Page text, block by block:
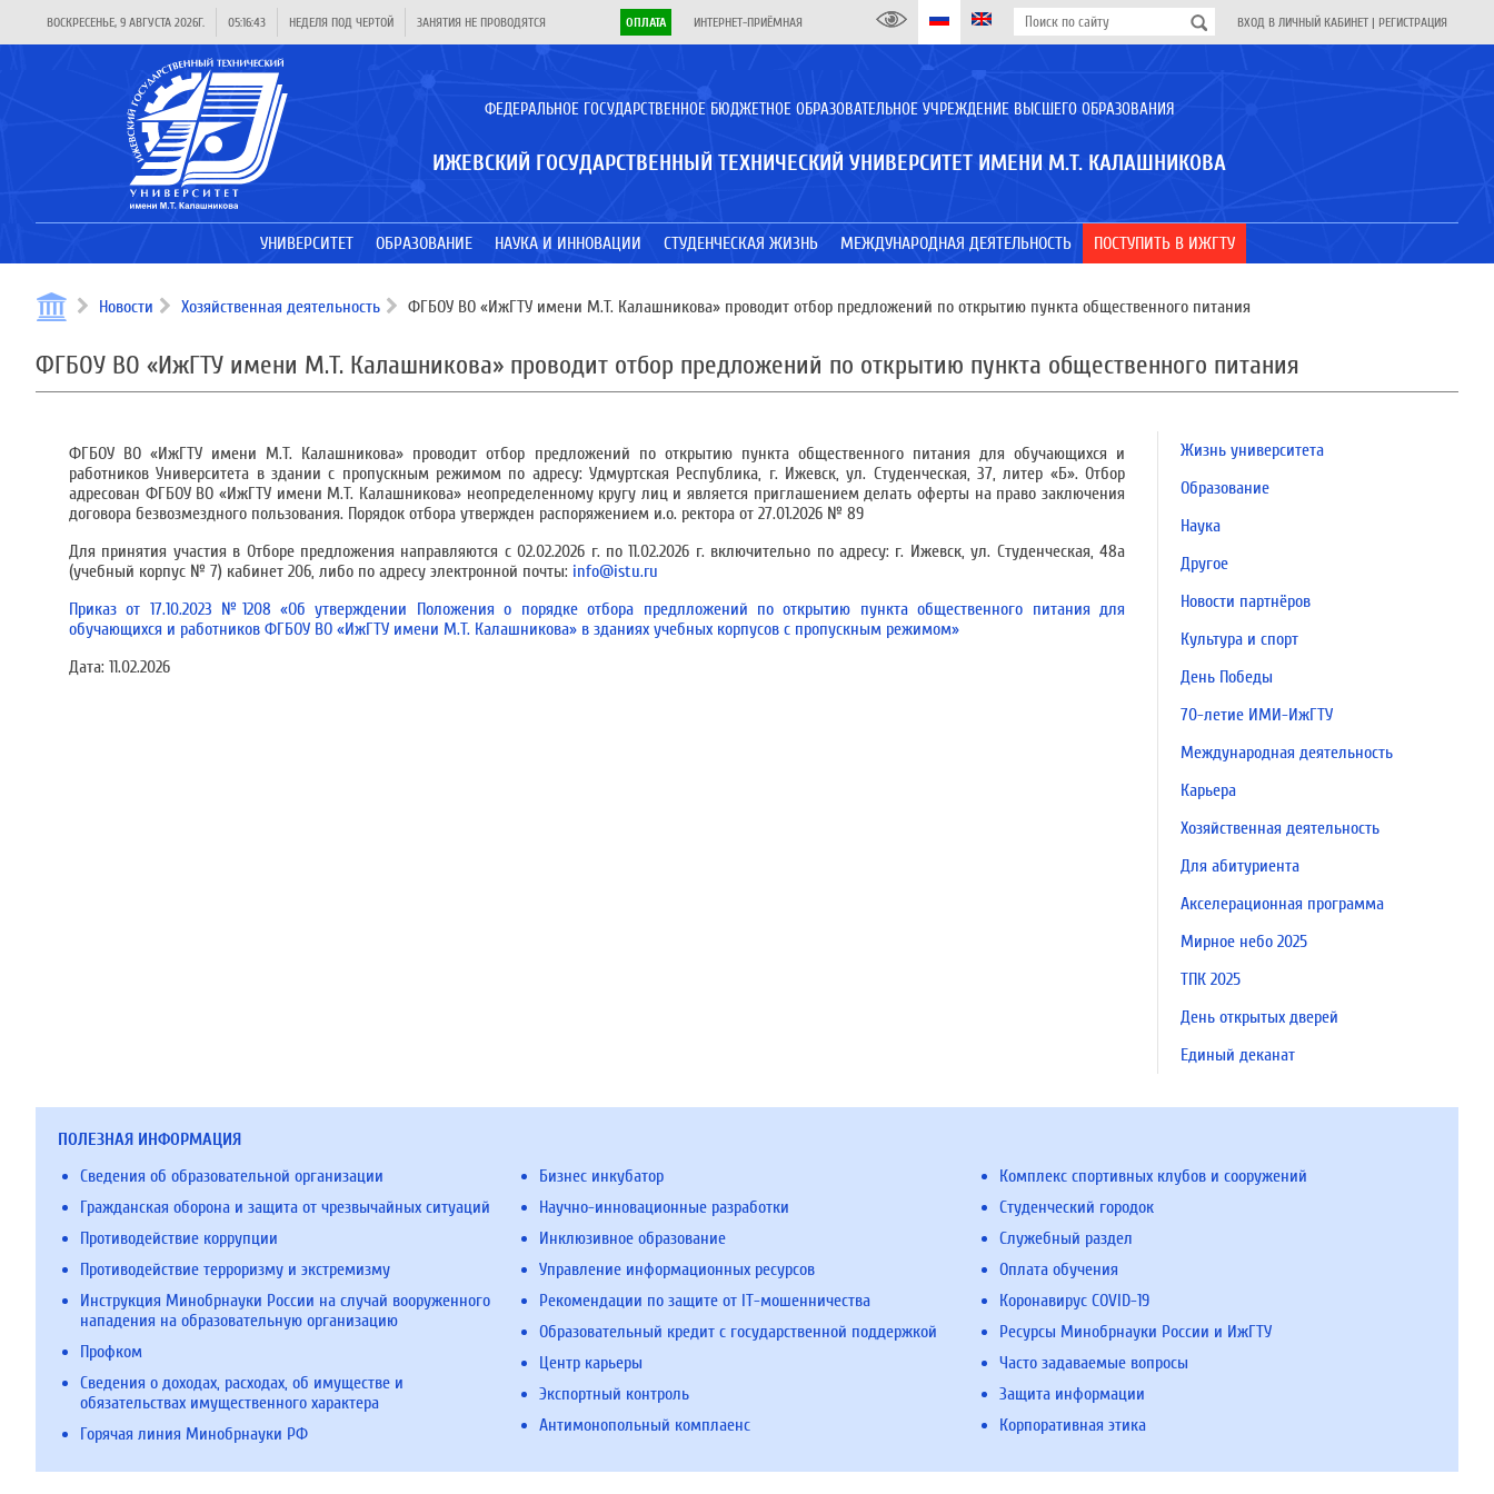
ВОСКРЕСЕНЬЕ, 9 АВГУСТА 2026Г. 05:16:43 НЕДЕЛЯ ПОД ЧЕРТОЙ ЗАНЯТИЯ НЕ ПРОВОДЯТСЯ ОПЛАТА ИНТЕРНЕТ-ПРИЁМНАЯ ВХОД В ЛИЧНЫЙ КАБИНЕТ | РЕГИСТРАЦИЯ
ФЕДЕРАЛЬНОЕ ГОСУДАРСТВЕННОЕ БЮДЖЕТНОЕ ОБРАЗОВАТЕЛЬНОЕ УЧРЕЖДЕНИЕ ВЫСШЕГО ОБРАЗОВАНИЯ
ИЖЕВСКИЙ ГОСУДАРСТВЕННЫЙ ТЕХНИЧЕСКИЙ УНИВЕРСИТЕТ ИМЕНИ М.Т. КАЛАШНИКОВА
УНИВЕРСИТЕТ ОБРАЗОВАНИЕ НАУКА И ИННОВАЦИИ СТУДЕНЧЕСКАЯ ЖИЗНЬ МЕЖДУНАРОДНАЯ ДЕЯТЕЛЬНОСТЬ ПОСТУПИТЬ В ИЖГТУ
Новости Хозяйственная деятельность ФГБОУ ВО «ИжГТУ имени М.Т. Калашникова» проводит отбор предложений по открытию пункта общественного питания
ФГБОУ ВО «ИжГТУ имени М.Т. Калашникова» проводит отбор предложений по открытию пункта общественного питания
ФГБОУ ВО «ИжГТУ имени М.Т. Калашникова» проводит отбор предложений по открытию пункта общественного питания для обучающихся и
работников Университета в здании с пропускным режимом по адресу: Удмуртская Республика, г. Ижевск, ул. Студенческая, 37, литер «Б». Отбор
адресован ФГБОУ ВО «ИжГТУ имени М.Т. Калашникова» неопределенному кругу лиц и является приглашением делать оферты на право заключения
договора безвозмездного пользования. Порядок отбора утвержден распоряжением и.о. ректора от 27.01.2026 № 89
Для принятия участия в Отборе предложения направляются с 02.02.2026 г. по 11.02.2026 г. включительно по адресу: г. Ижевск, ул. Студенческая, 48а
(учебный корпус № 7) кабинет 206, либо по адресу электронной почты: info@istu.ru
Приказ от 17.10.2023 №1208 «Об утверждении Положения о порядке отбора предлложений по открытию пункта общественного питания для
обучающихся и работников ФГБОУ ВО «ИжГТУ имени М.Т. Калашникова» в зданиях учебных корпусов с пропускным режимом»
Дата: 11.02.2026
Жизнь университета
Образование
Наука
Другое
Новости партнёров
Культура и спорт
День Победы
70-летие ИМИ-ИжГТУ
Международная деятельность
Карьера
Хозяйственная деятельность
Для абитуриента
Акселерационная программа
Мирное небо 2025
ТПК 2025
День открытых дверей
Единый деканат
ПОЛЕЗНАЯ ИНФОРМАЦИЯ
Сведения об образовательной организации
Гражданская оборона и защита от чрезвычайных ситуаций
Противодействие коррупции
Противодействие терроризму и экстремизму
Инструкция Минобрнауки России на случай вооруженного
нападения на образовательную организацию
Профком
Сведения о доходах, расходах, об имуществе и
обязательствах имущественного характера
Горячая линия Минобрнауки РФ
Бизнес инкубатор
Научно-инновационные разработки
Инклюзивное образование
Управление информационных ресурсов
Рекомендации по защите от IT-мошенничества
Образовательный кредит с государственной поддержкой
Центр карьеры
Экспортный контроль
Антимонопольный комплаенс
Комплекс спортивных клубов и сооружений
Студенческий городок
Служебный раздел
Оплата обучения
Коронавирус COVID-19
Ресурсы Минобрнауки России и ИжГТУ
Часто задаваемые вопросы
Защита информации
Корпоративная этика